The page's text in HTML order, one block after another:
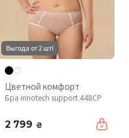
Выгода от 2 шт!
Цветной комфорт
Бра innotech support 448CP
2 799 ₴